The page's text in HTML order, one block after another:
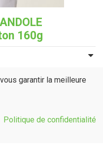
160g
garantir la meilleure
Politique de confidentialité